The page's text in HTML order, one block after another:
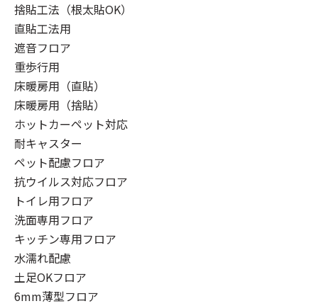
捨貼工法（根太貼OK）
直貼工法用
遮音フロア
重歩行用
床暖房用（直貼）
床暖房用（捨貼）
ホットカーペット対応
耐キャスター
ペット配慮フロア
抗ウイルス対応フロア
トイレ用フロア
洗面専用フロア
キッチン専用フロア
水濡れ配慮
土足OKフロア
6mm薄型フロア